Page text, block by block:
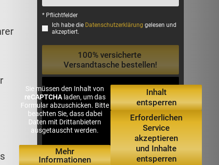
* Pflichtfelder
Ich habe die Datenschutzerklärung gelesen und
akzeptiert.
Sie müssen den Inhalt von
reCAPTCHAladen, um das
Formular abzuschicken. Bitte
beachten Sie, dass dabei
Daten mit Drittanbietern
ausgetauscht werden.
Mehr
Informationen
Inhalt
entsperren
Erforderlichen
Service
akzeptieren
und Inhalte
entsperren